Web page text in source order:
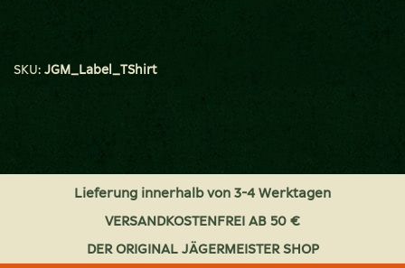
SKU: JGM_Label_TShirt
Lieferung innerhalb von 3-4 Werktagen
VERSANDKOSTENFREI AB 50 €
DER ORIGINAL JÄGERMEISTER SHOP